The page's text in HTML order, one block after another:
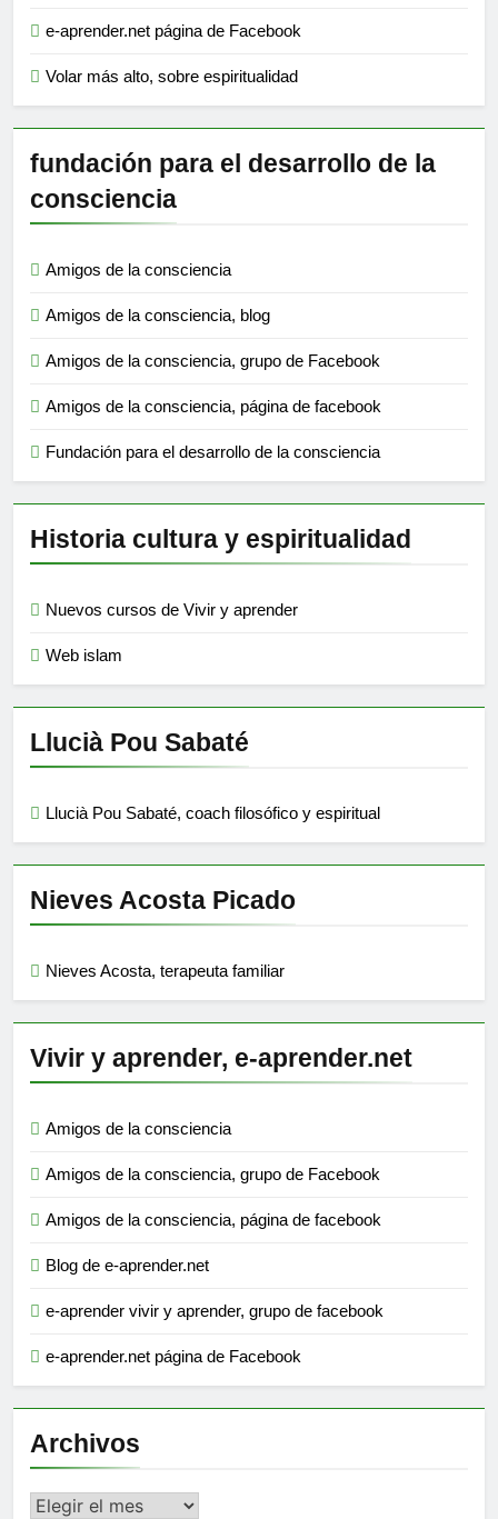
e-aprender.net página de Facebook
Volar más alto, sobre espiritualidad
fundación para el desarrollo de la
consciencia
Amigos de la consciencia
Amigos de la consciencia, blog
Amigos de la consciencia, grupo de Facebook
Amigos de la consciencia, página de facebook
Fundación para el desarrollo de la consciencia
Historia cultura y espiritualidad
Nuevos cursos de Vivir y aprender
Web islam
Llucià Pou Sabaté
Llucià Pou Sabaté, coach filosófico y espiritual
Nieves Acosta Picado
Nieves Acosta, terapeuta familiar
Vivir y aprender, e-aprender.net
Amigos de la consciencia
Amigos de la consciencia, grupo de Facebook
Amigos de la consciencia, página de facebook
Blog de e-aprender.net
e-aprender vivir y aprender, grupo de facebook
e-aprender.net página de Facebook
Archivos
Archivos